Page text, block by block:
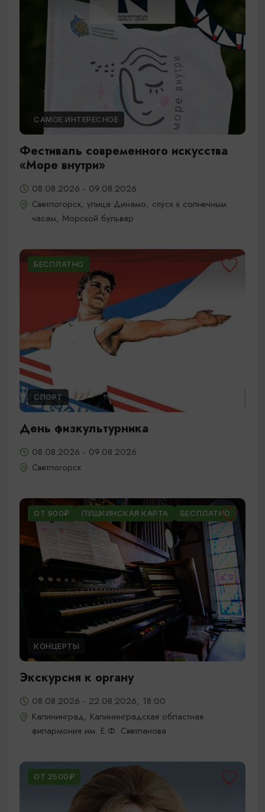
САМОЕ ИНТЕРЕСНОЕ
Фестиваль современного искусства
«Море внутри»
08.08.2026 - 09.08.2026
Светлогорск, улица Динамо, спуск к солнечным
часам, Морской бульвар
БЕСПЛАТНО
СПОРТ
День физкультурника
08.08.2026 - 09.08.2026
Светлогорск
ОТ 900₽ ПУШКИНСКАЯ КАРТА БЕСПЛАТНО
КОНЦЕРТЫ
Экскурсия к органу
08.08.2026 - 22.08.2026, 18:00
Калининград, Калининградская областная
филармония им. Е.Ф. Светланова
ОТ 2500₽